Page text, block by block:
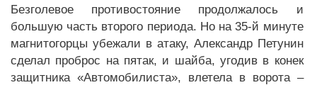
Безголевое противостояние продолжалось и
большую часть второго периода. Но на 35-й минуте
магнитогорцы убежали в атаку, Александр Петунин
сделал проброс на пятак, и шайба, угодив в конек
защитника «Автомобилиста», влетела в ворота –